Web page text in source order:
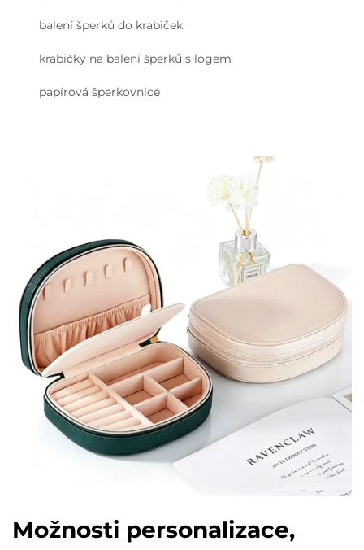
balení šperků do krabiček
krabičky na balení šperků s logem
papírová šperkovnice
Možnosti personalizace,